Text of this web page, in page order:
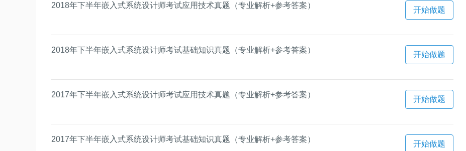
2018年下半年嵌入式系统设计师考试应用技术真题（专业解析+参考答案）
开始做题
2018年下半年嵌入式系统设计师考试基础知识真题（专业解析+参考答案）
开始做题
2017年下半年嵌入式系统设计师考试应用技术真题（专业解析+参考答案）
开始做题
2017年下半年嵌入式系统设计师考试基础知识真题（专业解析+参考答案）
开始做题